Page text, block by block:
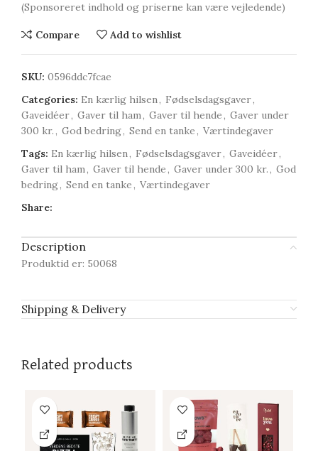
(Sponsoreret indhold og priserne kan være vejledende)
Compare Add to wishlist
SKU: 0596ddc7fcae
Categories: En kærlig hilsen, Fødselsdagsgaver,
Gaveidéer, Gaver til ham, Gaver til hende, Gaver under
300 kr., God bedring, Send en tanke, Værtindegaver
Tags: En kærlig hilsen, Fødselsdagsgaver, Gaveidéer,
Gaver til ham, Gaver til hende, Gaver under 300 kr., God
bedring, Send en tanke, Værtindegaver
Share:
Description
Produktid er: 50068
Shipping & Delivery
Related products